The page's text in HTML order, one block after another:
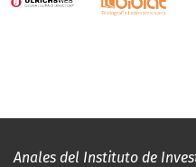
Anales del Instituto de